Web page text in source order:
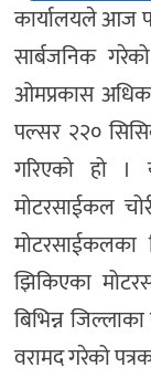
कार्यालयले आज
सार्बजनिक
ओमप्रकास
पल्सर २२०
गरिएको हो ।
मोटरसाईकल
मोटरसाईकलका
झिकिएका
बिभिन्न
वरामद गरेको